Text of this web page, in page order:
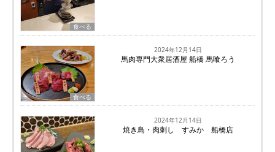
食べる
食べる
2024年12月14日
馬肉専門大衆居酒屋 船橋 馬喰ろう
2024年12月14日
焼き鳥・肉刺し すみか 船橋店